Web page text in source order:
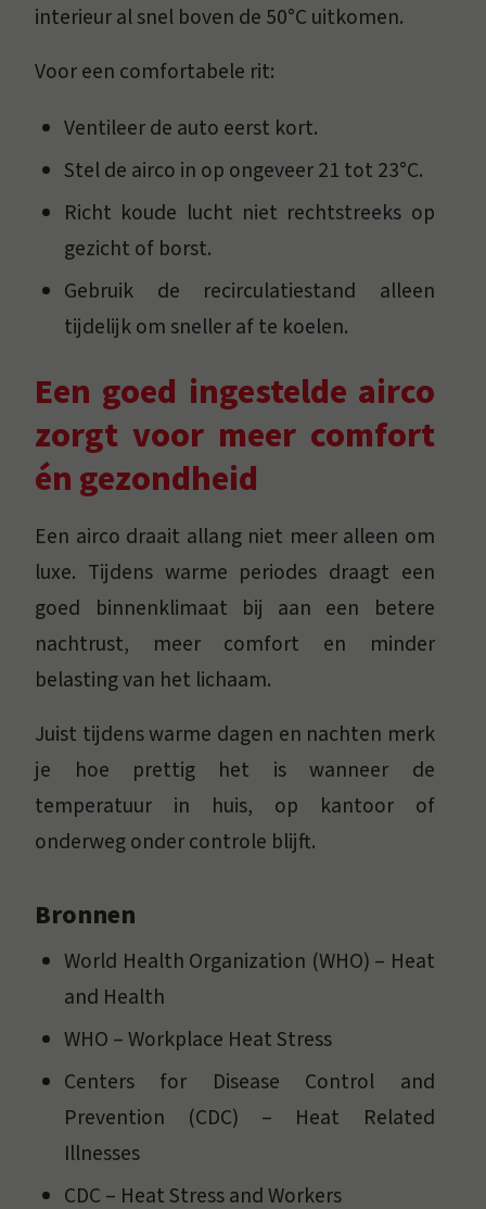
interieur al snel boven de 50°C uitkomen.
Voor een comfortabele rit:
Ventileer de auto eerst kort.
Stel de airco in op ongeveer 21 tot 23°C.
Richt koude lucht niet rechtstreeks op
gezicht of borst.
Gebruik de recirculatiestand alleen
tijdelijk om sneller af te koelen.
Een goed ingestelde airco
zorgt voor meer comfort
én gezondheid
Een airco draait allang niet meer alleen om
luxe. Tijdens warme periodes draagt een
goed binnenklimaat bij aan een betere
nachtrust, meer comfort en minder
belasting van het lichaam.
Juist tijdens warme dagen en nachten merk
je hoe prettig het is wanneer de
temperatuur in huis, op kantoor of
onderweg onder controle blijft.
Bronnen
World Health Organization (WHO) – Heat
and Health
WHO – Workplace Heat Stress
Centers for Disease Control and
Prevention (CDC) – Heat Related
Illnesses
CDC – Heat Stress and Workers